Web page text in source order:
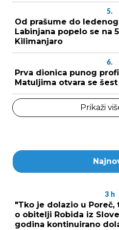
5.
Od prašume do
Labinjana popelo se na
Kilimanjaro
6.
Prva dionica punog
Matuljima otvara se
Prikaži
3 h
"Tko je dolazio u Poreč,
o obitelji Robida iz
godina kontinuirano